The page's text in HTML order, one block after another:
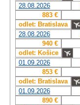
28.08.2026
883 €
odlet: Bratislava
28.08.2026
940 €
odlet: Košice
01.09.2026
853 €
odlet: Bratislava
01.09.2026
890 €